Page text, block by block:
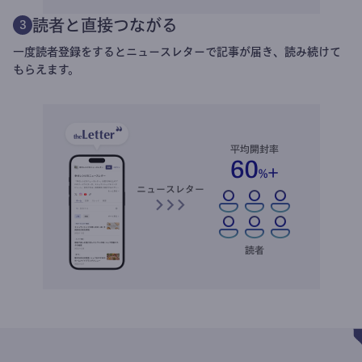
3 読者と直接つながる
一度読者登録をするとニュースレターで記事が届き、読み続けて
もらえます。